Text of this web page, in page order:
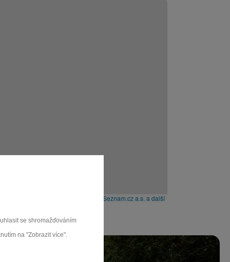
se shromažďováním
na "Zobrazit více".
© Seznam.cz a.s. a další